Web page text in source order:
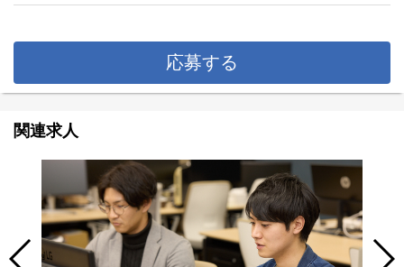
応募する
関連求人